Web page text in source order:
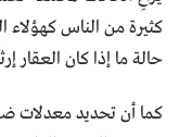
كثيرة من الناس كهؤلاء
حالة ما إذا كان العقار
كما أن تحديد معدلات